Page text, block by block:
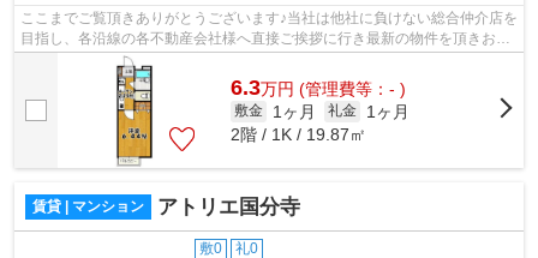
ここまでご覧頂きありがとうございます♪当社は他社に負けない総合仲介店を
目指し、各沿線の各不動産会社様へ直接ご挨拶に行き最新の物件を頂きお客
様へ提供しております！最新の情報は...
6.3万円 (管理費等：- )
敷金 1ヶ月 礼金
1ヶ月
2階 / 1K / 19.87㎡
賃貸 | マンション アトリエ国分寺
敷0 礼0